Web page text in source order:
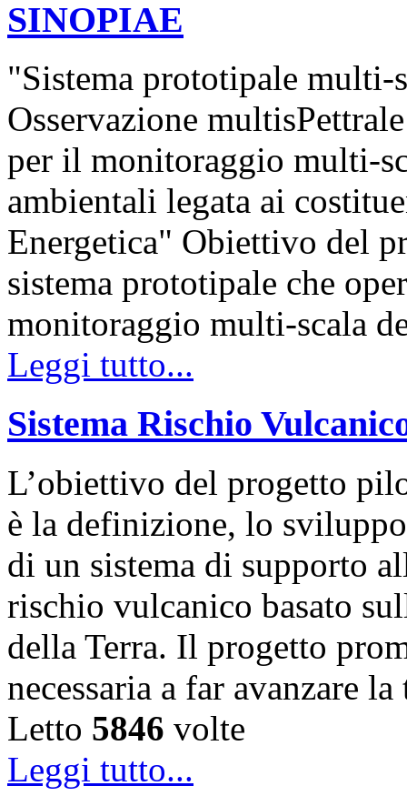
SINOPIAE
"Sistema prototipale multi-
Osservazione
per il monitoraggio multi-
ambientali legata ai
Energetica" Obiettivo del
sistema prototipale che
monitoraggio multi-scala
Leggi tutto...
Sistema Rischio
L’obiettivo del progetto
è la definizione, lo
di un sistema di supporto
rischio vulcanico basato
della Terra. Il progetto
necessaria a far avanzare
Letto 5846 volte
Leggi tutto...